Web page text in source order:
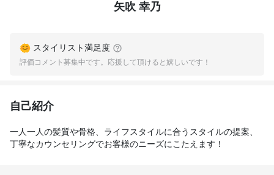
矢吹 幸乃
スタイリスト満足度
評価コメント募集中です。応援して頂けると嬉しいです！
自己紹介
一人一人の髪質や骨格、ライフスタイルに合うスタイルの提案、
丁寧なカウンセリングでお客様のニーズにこたえます！